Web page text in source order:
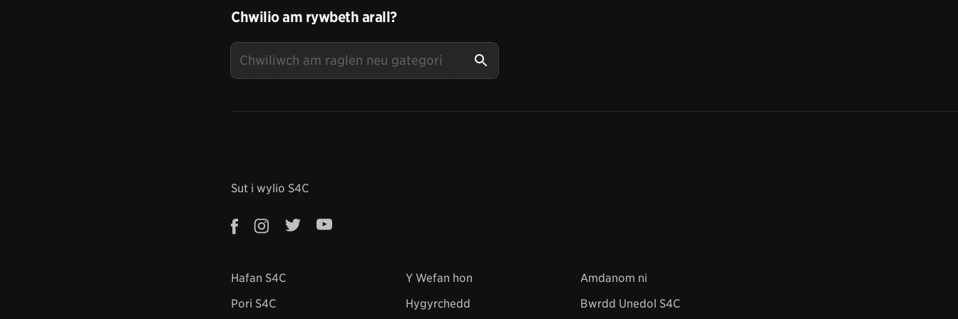
Chwilio am rywbeth arall?
Sut i wylio S4C
Hafan S4C
Pori S4C
Y Wefan hon
Hygyrchedd
Amdanom ni
Bwrdd Unedol S4C